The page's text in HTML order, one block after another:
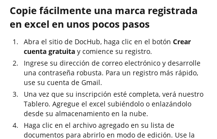
Copie fácilmente una marca registrada
en excel en unos pocos pasos
Abra el sitio de DocHub, haga clic en el botón Crear
cuenta gratuita y comience su registro.
Ingrese su dirección de correo electrónico y desarrolle
una contraseña robusta. Para un registro más rápido,
use su cuenta de Gmail.
Una vez que su inscripción esté completa, verá nuestro
Tablero. Agregue el excel subiéndolo o enlazándolo
desde su almacenamiento en la nube.
Haga clic en el archivo agregado en su lista de
documentos para abrirlo en modo de edición. Use la